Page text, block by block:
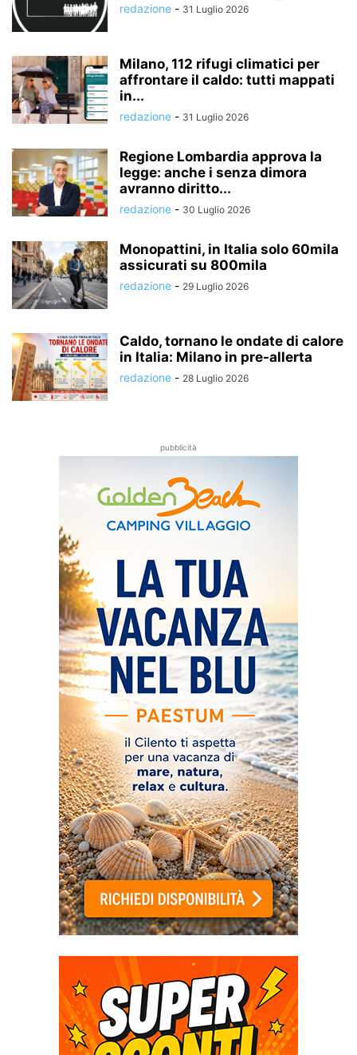
redazione - 31 Luglio 2026
Milano, 112 rifugi climatici per
affrontare il caldo: tutti mappati
in...
redazione - 31 Luglio 2026
Regione Lombardia approva la
legge: anche i senza dimora
avranno diritto...
redazione - 30 Luglio 2026
Monopattini, in Italia solo 60mila
assicurati su 800mila
redazione - 29 Luglio 2026
Caldo, tornano le ondate di calore
in Italia: Milano in pre-allerta
redazione - 28 Luglio 2026
pubblicità